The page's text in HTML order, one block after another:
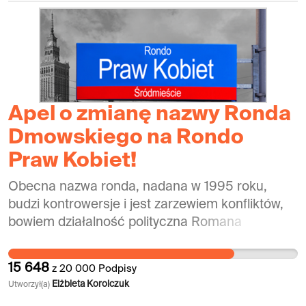
Apel o zmianę nazwy Ronda
Dmowskiego na Rondo
Praw Kobiet!
Obecna nazwa ronda, nadana w 1995 roku,
budzi kontrowersje i jest zarzewiem konfliktów,
bowiem działalność polityczna Romana
społeczeństwa i narodu grup arbitralnie
uznanych za niegodne przynależności do niego.
Uważamy, że czas tę nazwę zmienić. Jako
15 648 z 20 000 Podpisy
Utworzył(a) Elżbieta Korolczuk